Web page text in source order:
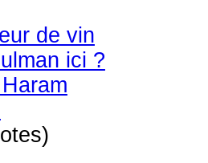
de vin
ici ?